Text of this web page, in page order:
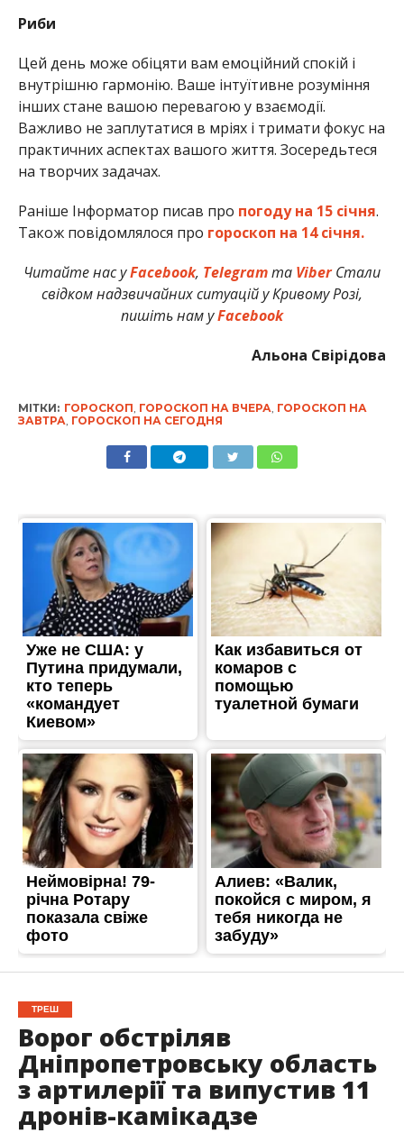
Риби
Цей день може обіцяти вам емоційний спокій і
внутрішню гармонію. Ваше інтуїтивне розуміння
інших стане вашою перевагою у взаємодії.
Важливо не заплутатися в мріях і тримати фокус на
практичних аспектах вашого життя. Зосередьтеся
на творчих задачах.
Раніше Інформатор писав про погоду на 15 січня.
Також повідомлялося про гороскоп на 14 січня.
Читайте нас уFacebook, Telegramта ViberСтали
свідком надзвичайних ситуацій у Кривому Розі,
пишіть нам уFacebook
Альона Свірідова
МІТКИ: ГОРОСКОП ГОРОСКОП НА ВЧЕРА ГОРОСКОП НА
ЗАВТРА ГОРОСКОП НА СЕГОДНЯ
ТРЕШ
Ворог обстріляв
Дніпропетровську область
з артилерії та випустив 11
дронів-камікадзе